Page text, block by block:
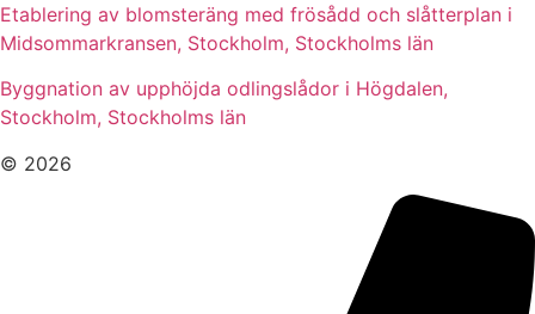
Etablering av blomsteräng med frösådd och slåtterplan i
Midsommarkransen, Stockholm, Stockholms län
Byggnation av upphöjda odlingslådor i Högdalen,
Stockholm, Stockholms län
© 2026